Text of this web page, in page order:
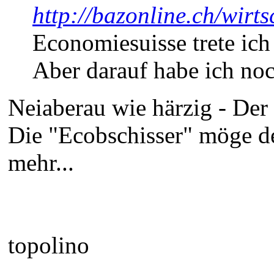
http://bazonline.ch/
Economiesuisse trete
Aber darauf habe ich
Neiaberau wie härzig - Der
Die "Ecobschisser" möge
mehr...
topolino